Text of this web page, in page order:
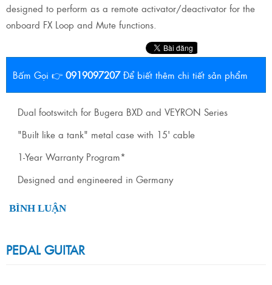
designed to perform as a remote activator/deactivator for the
onboard FX Loop and Mute functions.
Bấm Gọi 👉 0919097207 Để biết thêm chi tiết sản phẩm
Dual footswitch for Bugera BXD and VEYRON Series
"Built like a tank" metal case with 15' cable
1-Year Warranty Program*
Designed and engineered in Germany
BÌNH LUẬN
PEDAL GUITAR